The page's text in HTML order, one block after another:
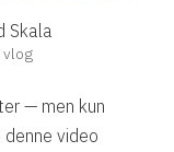
Skala
vlog
— men kun
video